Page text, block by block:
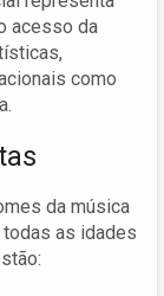
acesso da
como
da música
as idades